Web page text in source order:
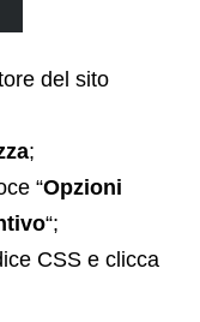
del sito
;
“Opzioni
“;
CSS e clicca